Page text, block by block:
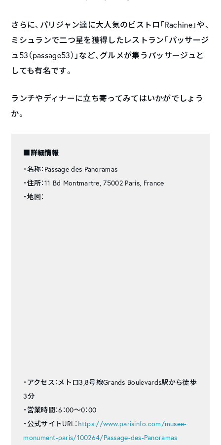
さらに、パリジャン達に大人気のビストロ「Rachine」や、
ミシュランで二つ星を獲得したレストラン「パッサージ
ュ53（passage53）」など、グルメが集うパッサージュと
しても有名です。
ランチやディナーに立ち寄ってみてはいかがでしょう
か。
■詳細情報
・名称：Passage des Panoramas
・住所：11 Bd Montmartre, 75002 Paris, France
・地図：
・アクセス：メトロ3,8号線Grands Boulevards駅から徒歩
3分
・営業時間：6：00～0：00
・公式サイトURL： https://www.parisinfo.com/musee-
monument-paris/100264/Passage-des-Panoramas